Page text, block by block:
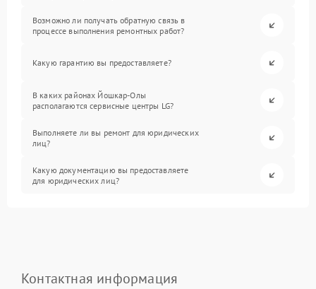
Возможно ли получать обратную связь в
процессе выполнения ремонтных работ?
Какую гарантию вы предоставляете?
В каких районах Йошкар-Олы
располагаются сервисные центры LG?
Выполняете ли вы ремонт для юридических
лиц?
Какую документацию вы предоставляете
для юридических лиц?
Контактная информация